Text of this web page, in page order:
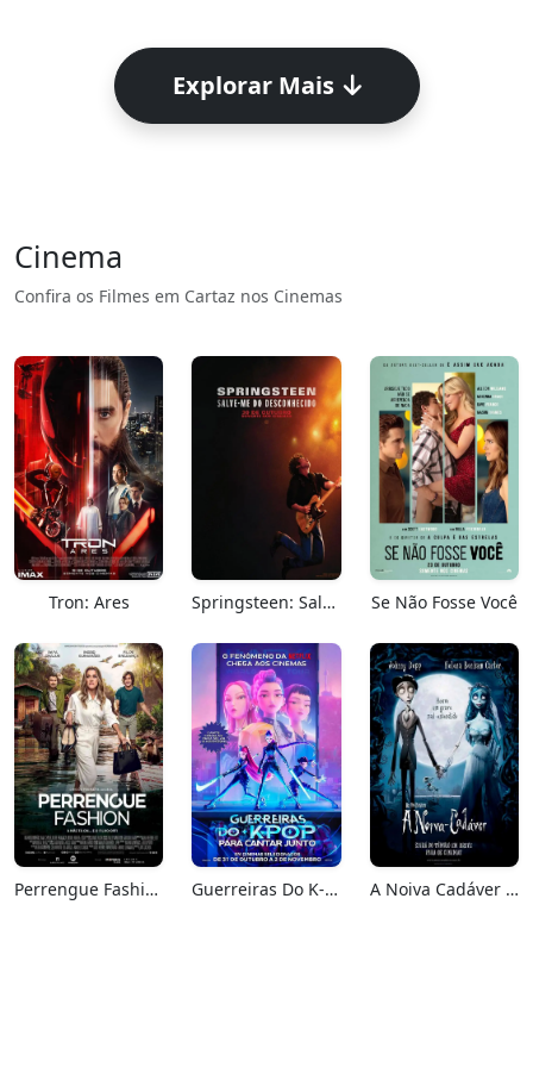
Explorar Mais
Cinema
Confira os Filmes em Cartaz nos Cinemas
Tron: Ares Springsteen: Salve-me Do Desconhecido Se Não Fosse Você
Perrengue Fashion Guerreiras Do K-Pop: Para Cantar Junto A Noiva Cadáver (Relançamento)